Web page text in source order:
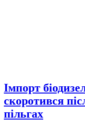
Імпорт
скоротився
пільгах